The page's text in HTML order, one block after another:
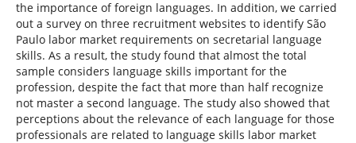
the importance of foreign languages. In addition, we carried
out a survey on three recruitment websites to identify São
Paulo labor market requirements on secretarial language
skills. As a result, the study found that almost the total
sample considers language skills important for the
profession, despite the fact that more than half recognize
not master a second language. The study also showed that
perceptions about the relevance of each language for those
professionals are related to language skills labor market